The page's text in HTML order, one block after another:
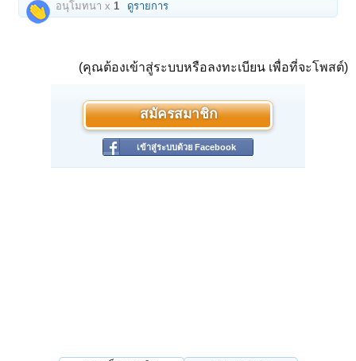
อนุโมทนา x 1 ดูรายการ
(คุณต้องเข้าสู่ระบบหรือลงทะเบียน เพื่อที่จะโพสต์)
สมัครสมาชิก
เข้าสู่ระบบด้วย Facebook